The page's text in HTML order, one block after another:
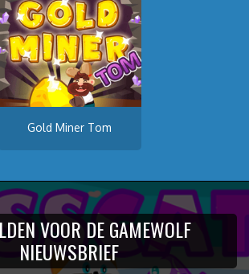
Gold Miner Tom
VOOR DE GAMEWOLF
NIEUWSBRIEF